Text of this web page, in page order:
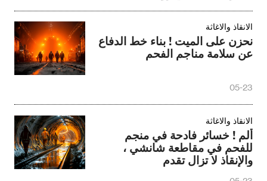
الانقاذ والاغاثة
نحزن على الميت ! بناء خط الدفاع
عن سلامة مناجم الفحم
05-23
الانقاذ والاغاثة
ألم ! خسائر فادحة في منجم
للفحم في مقاطعة شانشي ،
والإنقاذ لا تزال تقدم